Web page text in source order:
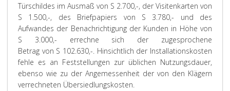
Türschildes im Ausmaß von S 2.700,-, der Visitenkarten von
S 1.500,-, des Briefpapiers von S 3.780,- und des
Aufwandes der Benachrichtigung der Kunden in Höhe von
S 3.000,- errechne sich der zugesprochene
Betrag von S 102.630,-. Hinsichtlich der Installationskosten
fehle es an Feststellungen zur üblichen Nutzungsdauer,
ebenso wie zu der Angemessenheit der von den Klägern
verrechneten Übersiedlungskosten.